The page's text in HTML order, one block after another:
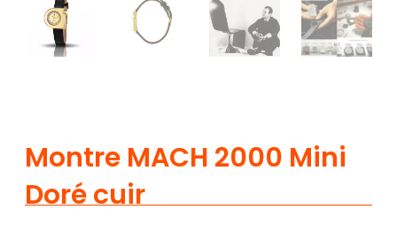
Montre MACH 2000 Mini
Doré cuir